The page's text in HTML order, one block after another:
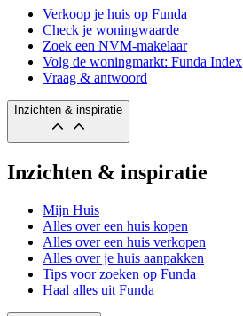
Verkoop je huis op Funda
Check je woningwaarde
Zoek een NVM-makelaar
Volg de woningmarkt: Funda Index
Vraag & antwoord
Inzichten & inspiratie
Inzichten & inspiratie
Mijn Huis
Alles over een huis kopen
Alles over een huis verkopen
Alles over je huis aanpakken
Tips voor zoeken op Funda
Haal alles uit Funda